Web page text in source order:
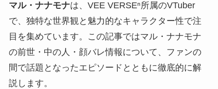
マル・ナナモナは、VEE VERSEⁿ所属のVTuber
で、独特な世界観と魅力的なキャラクター性で注
目を集めています。この記事ではマル・ナナモナ
の前世・中の人・顔バレ情報について、ファンの
間で話題となったエピソードとともに徹底的に解
説します。